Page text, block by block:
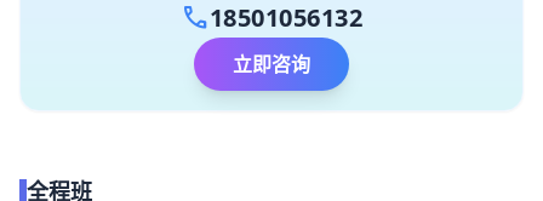
call18501056132
立即咨询
全程班